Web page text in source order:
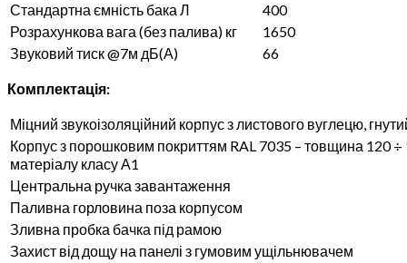
Стандартна ємність бака Л
400
Розрахункова вага (без палива) кг
1650
Звуковий тиск @7м дБ(А)
66
Комплектація:
Міцний звукоізоляційний корпус з листового вуглецю,
Корпус з порошковим покриттям RAL 7035 – товщина 120
матеріалу класу А1
Центральна ручка завантаження
Паливна горловина поза корпусом
Зливна пробка бачка під рамою
Захист від дощу на панелі з гумовим ущільнювачем